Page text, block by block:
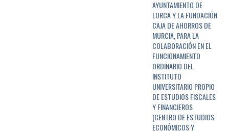
AYUNTAMIENTO DE
LORCA Y LA FUNDACIÓN
CAJA DE AHORROS DE
MURCIA, PARA LA
COLABORACIÓN EN EL
FUNCIONAMIENTO
ORDINARIO DEL
INSTITUTO
UNIVERSITARIO PROPIO
DE ESTUDIOS FISCALES
Y FINANCIEROS
(CENTRO DE ESTUDIOS
ECONÓMICOS Y